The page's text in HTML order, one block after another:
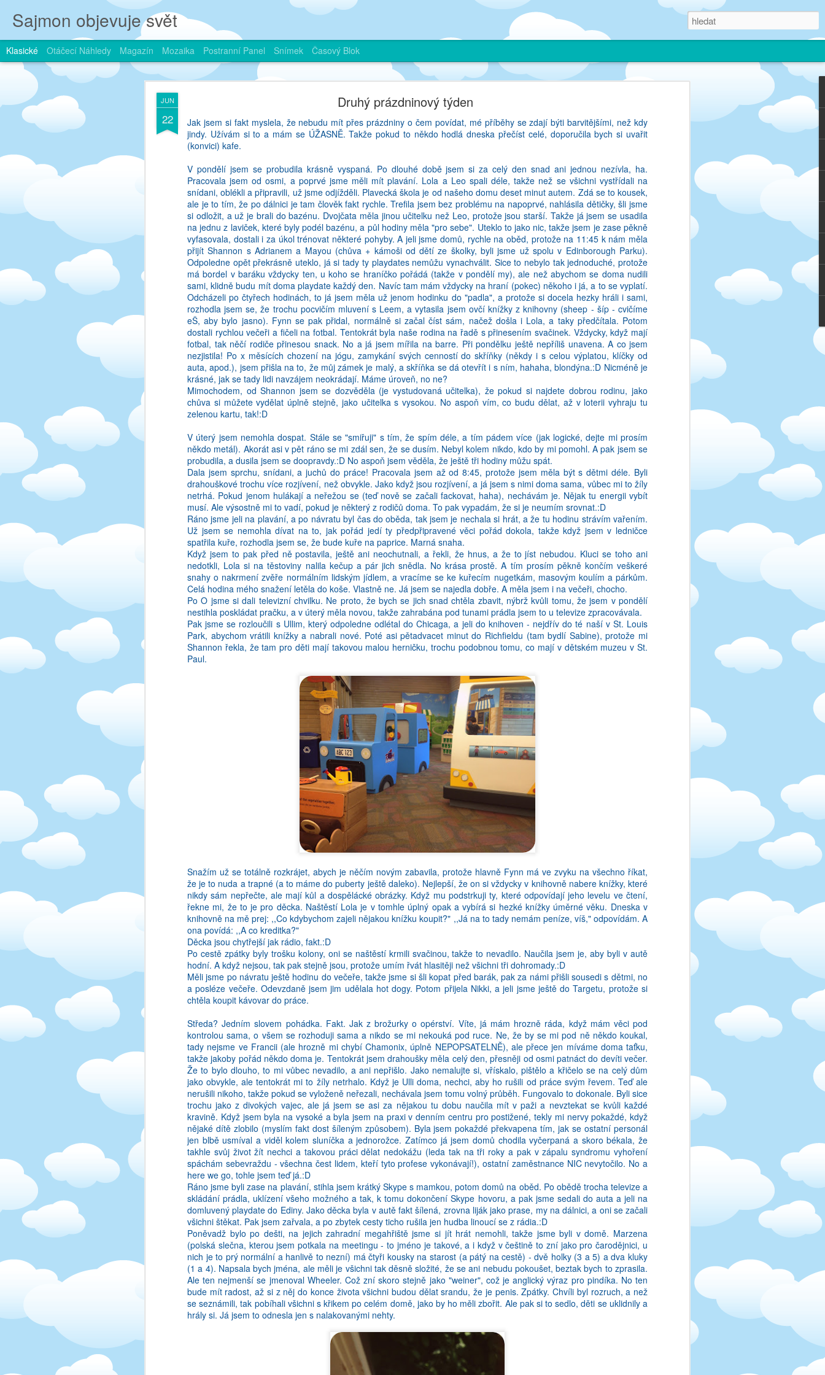
JUN
22
Druhý prázdninový týden
Jak jsem si fakt myslela, že nebudu mít přes prázdniny o čem povídat, mé příběhy se zdají býti barvitějšími, než kdy
jindy. Užívám si to a mám se ÚŽASNĚ. Takže pokud to někdo hodlá dneska přečíst celé, doporučila bych si uvařit
(konvici) kafe.
V pondělí jsem se probudila krásně vyspaná. Po dlouhé době jsem si za celý den snad ani jednou nezívla, ha.
Pracovala jsem od osmi, a poprvé jsme měli mít plavání. Lola a Leo spali déle, takže než se všichni vystřídali na
snídani, oblékli a připravili, už jsme odjížděli. Plavecká škola je od našeho domu deset minut autem. Zdá se to kousek,
ale je to tím, že po dálnici je tam člověk fakt rychle. Trefila jsem bez problému na napoprvé, nahlásila dětičky, šli jsme
si odložit, a už je brali do bazénu. Dvojčata měla jinou učitelku než Leo, protože jsou starší. Takže já jsem se usadila
na jednu z laviček, které byly podél bazénu, a půl hodiny měla "pro sebe". Uteklo to jako nic, takže jsem je zase pěkně
vyfasovala, dostali i za úkol trénovat některé pohyby. A jeli jsme domů, rychle na oběd, protože na 11:45 k nám měla
přijít Shannon s Adrianem a Mayou (chůva + kámoši od dětí ze školky, byli jsme už spolu v Edinborough Parku).
Odpoledne opět překrásně uteklo, já si tady ty playdates nemůžu vynachválit. Sice to nebylo tak jednoduché, protože
má bordel v baráku vždycky ten, u koho se hraníčko pořádá (takže v pondělí my), ale než abychom se doma nudili
sami, klidně budu mít doma playdate každý den. Navíc tam mám vždycky na hraní (pokec) někoho i já, a to se vyplatí.
Odcházeli po čtyřech hodinách, to já jsem měla už jenom hodinku do "padla", a protože si docela hezky hráli i sami,
rozhodla jsem se, že trochu pocvičím mluvení s Leem, a vytasila jsem ovčí knížky z knihovny (sheep - šíp - cvičíme
eŠ, aby bylo jasno). Fynn se pak přidal, normálně si začal číst sám, načež došla i Lola, a taky předčítala. Potom
dostali rychlou večeři a fičeli na fotbal. Tentokrát byla naše rodina na řadě s přinesením svačinek. Vždycky, když mají
fotbal, tak něčí rodiče přinesou snack. No a já jsem mířila na barre. Při pondělku ještě nepříliš unavena. A co jsem
nezjistila! Po x měsících chození na jógu, zamykání svých cenností do skříňky (někdy i s celou výplatou, klíčky od
auta, apod.), jsem přišla na to, že můj zámek je malý, a skříňka se dá otevřít i s ním, hahaha, blondýna.:D Nicméně je
krásné, jak se tady lidi navzájem neokrádají. Máme úroveň, no ne?
Mimochodem, od Shannon jsem se dozvěděla (je vystudovaná učitelka), že pokud si najdete dobrou rodinu, jako
chůva si můžete vydělat úplně stejně, jako učitelka s vysokou. No aspoň vím, co budu dělat, až v loterii vyhraju tu
zelenou kartu, tak!:D
V úterý jsem nemohla dospat. Stále se "smiřuji" s tím, že spím déle, a tím pádem více (jak logické, dejte mi prosím
někdo metál). Akorát asi v pět ráno se mi zdál sen, že se dusím. Nebyl kolem nikdo, kdo by mi pomohl. A pak jsem se
probudila, a dusila jsem se doopravdy.:D No aspoň jsem věděla, že ještě tři hodiny můžu spát.
Dala jsem sprchu, snídani, a juchů do práce! Pracovala jsem až od 8:45, protože jsem měla být s dětmi déle. Byli
drahouškové trochu více rozjívení, než obvykle. Jako když jsou rozjívení, a já jsem s nimi doma sama, vůbec mi to žíly
netrhá. Pokud jenom hulákají a neřežou se (teď nově se začali fackovat, haha), nechávám je. Nějak tu energii vybít
musí. Ale výsostně mi to vadí, pokud je některý z rodičů doma. To pak vypadám, že si je neumím srovnat.:D
Ráno jsme jeli na plavání, a po návratu byl čas do oběda, tak jsem je nechala si hrát, a že tu hodinu strávím vařením.
Už jsem se nemohla dívat na to, jak pořád jedí ty předpřipravené věci pořád dokola, takže když jsem v ledničce
spatřila kuře, rozhodla jsem se, že bude kuře na paprice. Marná snaha.
Když jsem to pak před ně postavila, ještě ani neochutnali, a řekli, že hnus, a že to jíst nebudou. Kluci se toho ani
nedotkli, Lola si na těstoviny nalila kečup a pár jich snědla. No krása prostě. A tím prosím pěkně končím veškeré
snahy o nakrmení zvěře normálním lidským jídlem, a vracíme se ke kuřecím nugetkám, masovým koulím a párkům.
Celá hodina mého snažení letěla do koše. Vlastně ne. Já jsem se najedla dobře. A měla jsem i na večeři, chocho.
Po O jsme si dali televizní chvilku. Ne proto, že bych se jich snad chtěla zbavit, nýbrž kvůli tomu, že jsem v pondělí
nestihla poskládat pračku, a v úterý měla novou, takže zahrabána pod tunami prádla jsem to u televize zpracovávala.
Pak jsme se rozloučili s Ullim, který odpoledne odlétal do Chicaga, a jeli do knihoven - nejdřív do té naší v St. Louis
Park, abychom vrátili knížky a nabrali nové. Poté asi pětadvacet minut do Richfieldu (tam bydlí Sabine), protože mi
Shannon řekla, že tam pro děti mají takovou malou herničku, trochu podobnou tomu, co mají v dětském muzeu v St.
Paul.
Snažím už se totálně rozkrájet, abych je něčím novým zabavila, protože hlavně Fynn má ve zvyku na všechno říkat,
že je to nuda a trapné (a to máme do puberty ještě daleko). Nejlepší, že on si vždycky v knihovně nabere knížky, které
nikdy sám nepřečte, ale mají kůl a dospělácké obrázky. Když mu podstrkuji ty, které odpovídají jeho levelu ve čtení,
řekne mi, že to je pro děcka. Naštěstí Lola je v tomhle úplný opak a vybírá si hezké knížky úměrné věku. Dneska v
knihovně na mě prej: ,,Co kdybychom zajeli nějakou knížku koupit?" ,,Já na to tady nemám peníze, víš," odpovídám. A
ona povídá: ,,A co kreditka?"
Děcka jsou chytřejší jak rádio, fakt.:D
Po cestě zpátky byly trošku kolony, oni se naštěstí krmili svačinou, takže to nevadilo. Naučila jsem je, aby byli v autě
hodní. A když nejsou, tak pak stejně jsou, protože umím řvát hlasitěji než všichni tři dohromady.:D
Měli jsme po návratu ještě hodinu do večeře, takže jsme si šli kopat před barák, pak za námi přišli sousedi s dětmi, no
a posléze večeře. Odevzdaně jsem jim udělala hot dogy. Potom přijela Nikki, a jeli jsme ještě do Targetu, protože si
chtěla koupit kávovar do práce.
Středa? Jedním slovem pohádka. Fakt. Jak z brožurky o opérství. Víte, já mám hrozně ráda, když mám věci pod
kontrolou sama, o všem se rozhoduji sama a nikdo se mi nekouká pod ruce. Ne, že by se mi pod ně někdo koukal,
tady nejsme ve Francii (ale hrozně mi chybí Chamonix, úplně NEPOPSATELNĚ), ale přece jen míváme doma taťku,
takže jakoby pořád někdo doma je. Tentokrát jsem drahoušky měla celý den, přesněji od osmi patnáct do devíti večer.
Že to bylo dlouho, to mi vůbec nevadilo, a ani nepřišlo. Jako nemalujte si, vřískalo, pištělo a křičelo se na celý dům
jako obvykle, ale tentokrát mi to žíly netrhalo. Když je Ulli doma, nechci, aby ho rušili od práce svým řevem. Teď ale
nerušili nikoho, takže pokud se vyloženě neřezali, nechávala jsem tomu volný průběh. Fungovalo to dokonale. Byli sice
trochu jako z divokých vajec, ale já jsem se asi za nějakou tu dobu naučila mít v paži a nevztekat se kvůli každé
kravině. Když jsem byla na vysoké a byla jsem na praxi v denním centru pro postižené, tekly mi nervy pokaždé, když
nějaké dítě zlobilo (myslím fakt dost šíleným způsobem). Byla jsem pokaždé překvapena tím, jak se ostatní personál
jen blbě usmíval a viděl kolem sluníčka a jednorožce. Zatímco já jsem domů chodila vyčerpaná a skoro békala, že
takhle svůj život žít nechci a takovou práci dělat nedokážu (leda tak na tři roky a pak v zápalu syndromu vyhoření
spáchám sebevraždu - všechna čest lidem, kteří tyto profese vykonávají!), ostatní zaměstnance NIC nevytočilo. No a
here we go, tohle jsem teď já.:D
Ráno jsme byli zase na plavání, stihla jsem krátký Skype s mamkou, potom domů na oběd. Po obědě trocha televize a
skládání prádla, uklízení všeho možného a tak, k tomu dokončení Skype hovoru, a pak jsme sedali do auta a jeli na
domluvený playdate do Ediny. Jako děcka byla v autě fakt šílená, zrovna liják jako prase, my na dálnici, a oni se začali
všichni štěkat. Pak jsem zařvala, a po zbytek cesty ticho rušila jen hudba linoucí se z rádia.:D
Poněvadž bylo po dešti, na jejich zahradní megahřiště jsme si jít hrát nemohli, takže jsme byli v domě. Marzena
(polská slečna, kterou jsem potkala na meetingu - to jméno je takové, a i když v češtině to zní jako pro čarodějnici, u
nich je to prý normální a hanlivě to nezní) má čtyři kousky na starost (a pátý na cestě) - dvě holky (3 a 5) a dva kluky
(1 a 4). Napsala bych jména, ale měli je všichni tak děsně složité, že se ani nebudu pokoušet, beztak bych to zprasila.
Ale ten nejmenší se jmenoval Wheeler. Což zní skoro stejně jako "weiner", což je anglický výraz pro pindíka. No ten
bude mít radost, až si z něj do konce života všichni budou dělat srandu, že je penis. Zpátky. Chvíli byl rozruch, a než
se seznámili, tak pobíhali všichni s křikem po celém domě, jako by ho měli zbořit. Ale pak si to sedlo, děti se uklidnily a
hrály si. Já jsem to odnesla jen s nalakovanými nehty.
Sajmon objevuje svět
Klasické Otáčecí Náhledy Magazín Mozaika Postranní Panel Snímek Časový Blok
Je mozne nemluvit plynule zadnym jazykem?
Je blogovani jeste in? Ani vam nevim. Pamatuju si, jak blog byl mym dobrym pritelem ve Francii, kde jsem se mohla
vypsat ze vseho, co me stvalo, ale taky se podelit o zajimavosti, na ktere jsem pri sve ceste narazila. On je ten svet
blogovani hodne soutezivy - pokud vas nikdo necte, delate neco spatne. A mozna proto jsem prestala psat. Jednak to
tedy bylo proto, ze jsem casto velice lina si sednout a neco napsat, a ke konci uz mi to prislo spise jako prace nez
konicek, ale... Taky to bylo tim, ze jsem si rikala, proc investuju tolik casu do neceho, z ceho nakonec nebudu nic mit.
A chci vubec vynaset muj soukromy zivot na verejnost? Jenze to nebyla pravda, a asi jsem k tomu musela dozrat
(dozrát, ne dožrat, haha). Protoze muj cesky notebook uz davno nefunguje, pisu na americkem, kde jsem si
samozrejme hned zvykla na psani bez hacku a carek. Ja uz cesky skoro nemluvim, a vlastne ani nepisu, coz mi prijde
jako velka skoda.
Problem je ten - ja uz bohuzel vsechno delam v anglictine. Ale co delam v cestine? Knihy nectu. Pres semestr jsem
byla rada, ze jsem precetla vsechna skripta (nebo jak se tem knizkam na uceni rika - napadly me ucebnice, ale to spis
zni jak kdybych si tady predcitala slabikar). Ceska media nesleduju vubec. Pysna na to nejsem, ze nevim, co u nas frci,
ale me to popravde ani moc nezajima (nedavno jsem otevrela webovou stranku Blesku a utvrdila jsem se v tom, ze me
to nezajima:D). S mamkou pres den prohodim par zprav, prectu si par ceskych statusu na Facebooku, a tim to konci.
On by nekdo mozna rekl, ze je to frajerina, a ze machruju (a jestli jo, tak je mi to srdecne jedno, pac tohle je moje
stranka, ze ano!), ale pravda je takova, ze se mi cestina vytraci z hlavy. Na druhou stranu, neznam v anglictine uplne
vsechna slova, a i po tech trech letech ze me nekdy vypadne nejaka blbost - a nejlepsi je, ze to slysite v primem
prenosu, jak vam to leze z pusy, ale uz to nemuzete vzit zpatky!
Ja treba nemam rada takovou tu situaci, kdyz se bavim s nekym novym, a on mi pochvali anglictinu. Treba jo, to je
super, ja jsem ani nevedel, ze anglictina neni tvuj rodny jazyk! Wow, ty skoro nemas prizvuk! Jeden chlapek v
nemocnici ze me byl tak uneseny, az si myslel, ze ho taham za nos, kdyz jsem mu rekla, ze tv USA jsem "jen" tri roky.
Jenze po takove chvale a natlaku mate pocit, ze si musite zkontrolovat kazdou vetu, kazde slovo, nez to vypustite do
eteru. Abyste se neztrapnili. Pac uz jste byli pochvaleni, takze to nechcete zkazit (neco jako dostat Oscara za film, a
pak natocit dalsi film hodny Zlate Maliny).
Tudiz muj problem je ten, ze jednak nejsem perfektni v anglictine, ale zaroven uz vubec nejsem perfektni v cestine.
Pisu clanek, a neco, co mi pred par lety prislo tak prirozene, ted jde ztezka. Ja jsem prece byvala na cestinu machr!
Ono nejde o to, ze uz bych neumela gramatiku, ale slova ze me lezou jak z chlupate deky. I kdyz ta gramatika uz
mozna taky neni, co bejvavala. No a pak nastava jedna ze tri situaci:
Vim to slovicko v anglictine, ale nemuzu prijit na stejny vyraz v cestine! Tohle se mi stava vic, nez by bylo vhodne.
Treba se mi pres den neco zajimaveho stane, a ja to pak chci rict mamce, ale ono to vubec nevyzni tak, jak bych to
chtela rict v anglictine. No a pak uz ta historka ani neni vtipna nebo zajimava.
Slovicko znam v cestine, ale nemuzu ho dostat do anglictiny. Ono tohle spis neni o sloviccich, jako o vetach a
rcenich (prislovich?). Nekdy chci znit strasne sofistikovane (hlavne kdyz se hadam), a chci pouzit nejake ceske rceni.
Po prekladu do anglictiny vsak nevyznim sofistikovane, ale jako uplny debil. Taky si zkuste prelozit "pozde bycha
Nejhorsi je kombinace obeho. Kdyz vite, o cem mluvite, ale nemuzete si na to slovicko vzpomenout ani v cestine,
ani v anglictine. Au! Proto kdyz nastane jedna z vyse uvedenych situaci, vytahnu telefon a prelozim si to (a pak
nastane takovy ten "a jo, vlastne" moment). Jenze kdyz si na tu vec nedokazete vzpomenout v zadnem jazyce?
Pripada mi to, ze cim vice umim anglictiny, tim vice muj mozek vypousti cestinu. Jako kdyby v mem mozku bylo jen
limitovane misto, a stara slovicka musi uvolnit prostor tem nove naucenym - a proste to vzdaji a vytrati se! Nechapu,
jak nekteri lide dokazi mluvit treba peti jazyky. To nevim, kde bych ten prostor brala!
Nejhorsi na tom vsem je, ze uz nedokazu mit konverzaci na urovni - a mam pocit, ze z obou jazyku pouzivam jen
zaklady. Treba jako asi pred dvema tydny jsem mela pohovor ohledne staze v pravni firme (po znamosti se mi naskytla
lukrativni prilezitost). A nejakym zpusobem to ze me proste nelezlo tak, jak bych chtela. Kdyz ctu v anglictine slozite
texty, tak si vzdycky preju, abych byla nekdy schopna takove vyrazy pouzivat. Protoze ja jim rozumim, jen si je
nepamatuju, kdyz se zrovna hodi! A tak to je i s cestinou. Mimochodem, na tu staz si me vybrali. Asi charisma nebo co,
haha.